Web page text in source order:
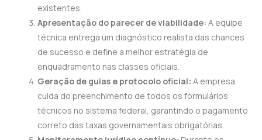
existentes.
Apresentação do parecer de viabilidade: A equipe
técnica entrega um diagnóstico realista das chances
de sucesso e define a melhor estratégia de
enquadramento nas classes oficiais.
Geração de guias e protocolo oficial: A empresa
cuida do preenchimento de todos os formulários
técnicos no sistema federal, garantindo o pagamento
correto das taxas governamentais obrigatórias.